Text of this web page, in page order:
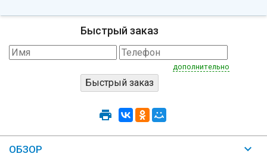
Быстрый заказ
дополнительно
ОБЗОР